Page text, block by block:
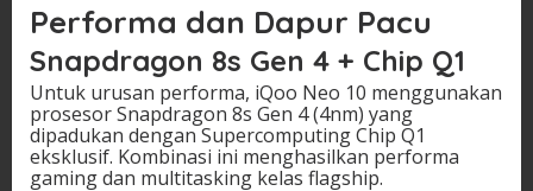
Performa dan Dapur Pacu
Snapdragon 8s Gen 4 + Chip Q1
Untuk urusan performa, iQoo Neo 10 menggunakan
prosesor Snapdragon 8s Gen 4 (4nm) yang
dipadukan dengan Supercomputing Chip Q1
eksklusif. Kombinasi ini menghasilkan performa
gaming dan multitasking kelas flagship.